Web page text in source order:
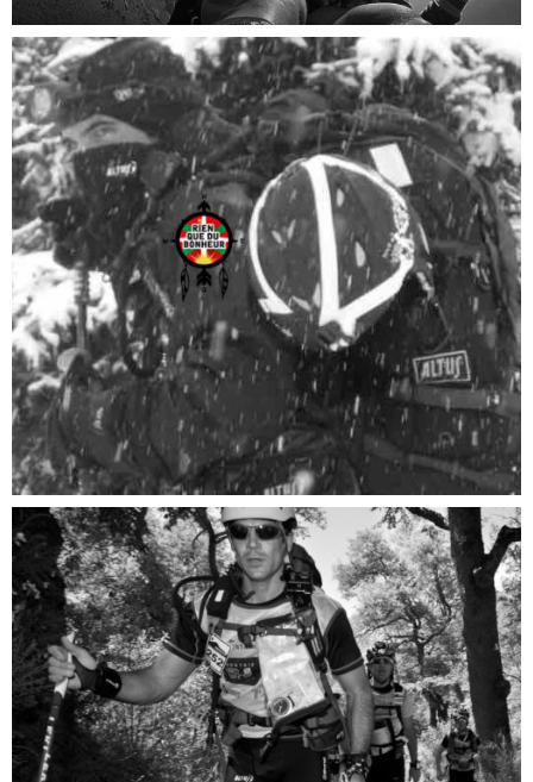
PARAPENTE
Aventures "Rien que du bonheur"
DECOUVERTE
Aventures "Rien que du bonheur"